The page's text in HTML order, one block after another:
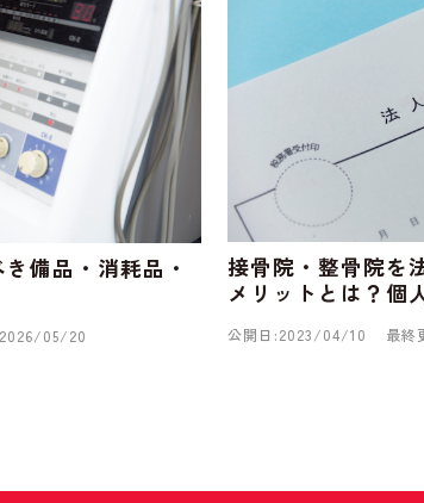
備品・消耗品・
05/20
接骨院・整骨院を
メリットとは？個
公開日:2023/04/10 最終